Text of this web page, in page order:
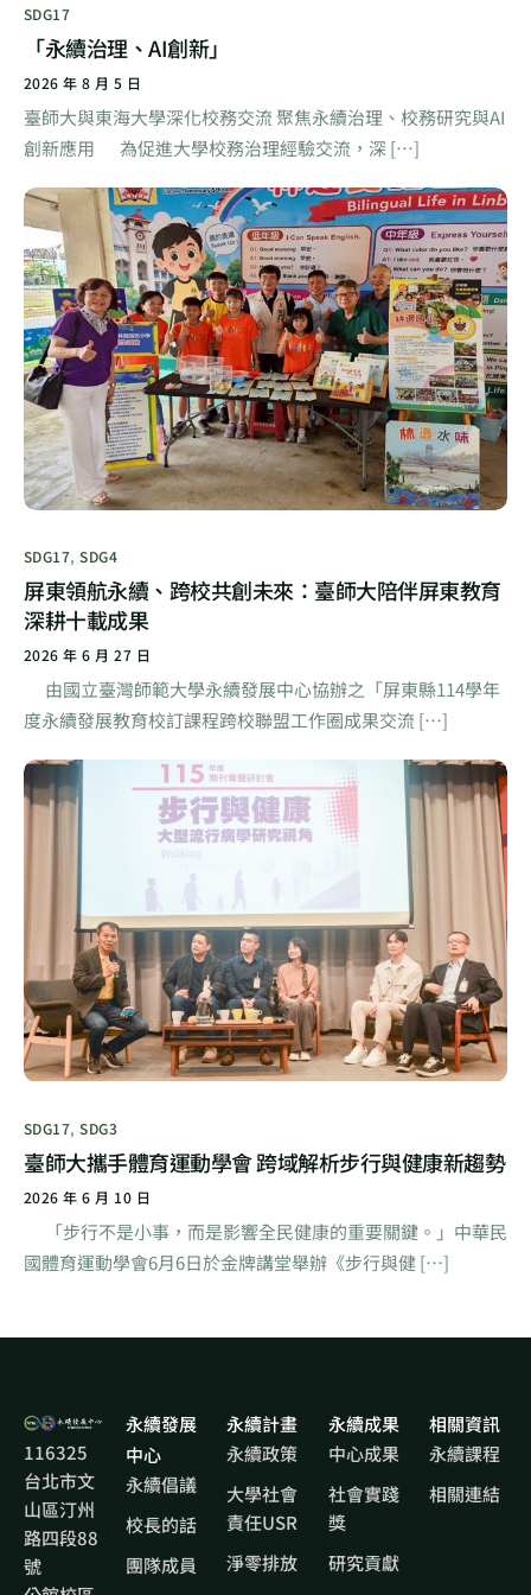
SDG17
「永續治理、AI創新」
2026 年 8 月 5 日
臺師大與東海大學深化校務交流 聚焦永續治理、校務研究與AI
創新應用 為促進大學校務治理經驗交流，深 […]
SDG17,SDG4
屏東領航永續、跨校共創未來：臺師大陪伴屏東教育
深耕十載成果
2026 年 6 月 27 日
由國立臺灣師範大學永續發展中心協辦之「屏東縣114學年
度永續發展教育校訂課程跨校聯盟工作圈成果交流 […]
SDG17,SDG3
臺師大攜手體育運動學會 跨域解析步行與健康新趨勢
2026 年 6 月 10 日
「步行不是小事，而是影響全民健康的重要關鍵。」中華民
國體育運動學會6月6日於金牌講堂舉辦《步行與健 […]
116325
台北市文
山區汀州
路四段88
號
永續發展
中心
永續倡議
校長的話
團隊成員
永續計畫
永續政策
大學社會
責任USR
淨零排放
永續成果
中心成果
社會實踐
獎
研究貢獻
相關資訊
永續課程
相關連結